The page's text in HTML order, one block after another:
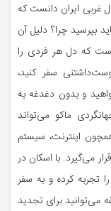
غربی ایران دانست که
بپرسید چرا؟ دلیل آن
که دل هر فردی را
سفر کنید،
و بدون دغدغه به
ماکو می‌تواند
اینترنت، سیستم
می‌گیرد. با اسکان در
تجربه کرده و به سفر
بدهید. ضمن اقامت در این هتل 3 طبقه می‌توانید برای تجدید